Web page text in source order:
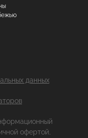
данных
офертой.